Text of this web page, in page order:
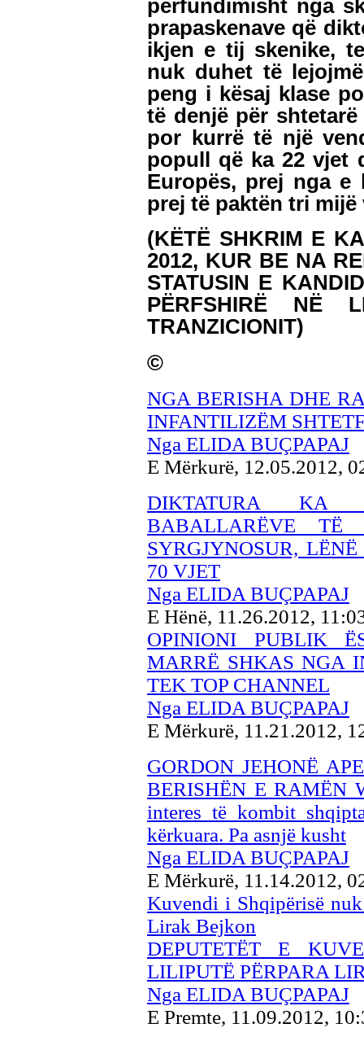
përfundimisht nga
prapaskenave që
ikjen e tij skenike,
nuk duhet të
peng i kësaj klase
të denjë për
por kurrë të një
popull që ka 22 vjet
Europës, prej nga
prej të paktën tri mijë
(KËTË SHKRIM E
2012, KUR BE NA
STATUSIN E
PËRFSHIRË NË
TRANZICIONIT)
©
NGA BERISHA DHE
INFANTILIZËM
Nga ELIDA BUÇPAPAJ
E Mërkurë, 12.05.2012,
DIKTATURA KA
BABALLARËVE
SYRGJYNOSUR,
70 VJET
Nga ELIDA BUÇPAPAJ
E Hënë, 11.26.2012,
OPINIONI PUBLIK
MARRË SHKAS NGA
TEK TOP CHANNEL
Nga ELIDA BUÇPAPAJ
E Mërkurë, 11.21.2012,
GORDON JEHONË
BERISHËN E RAMËN
interes të kombit
kërkuara. Pa asnjë kusht
Nga ELIDA BUÇPAPAJ
E Mërkurë, 11.14.2012,
Kuvendi i Shqipërisë
Lirak Bejkon
DEPUTETËT E
LILIPUTË PËRPARA
Nga ELIDA BUÇPAPAJ
E Premte, 11.09.2012,